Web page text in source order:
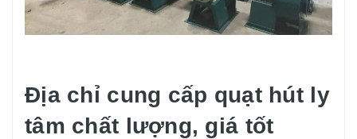
Địa chỉ cung cấp quạt hút ly
tâm chất lượng, giá tốt